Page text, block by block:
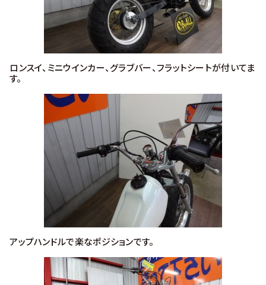
ロンスイ、ミニウインカー、グラブバー、フラットシートが付いてま
す。
アップハンドルで楽なポジションです。